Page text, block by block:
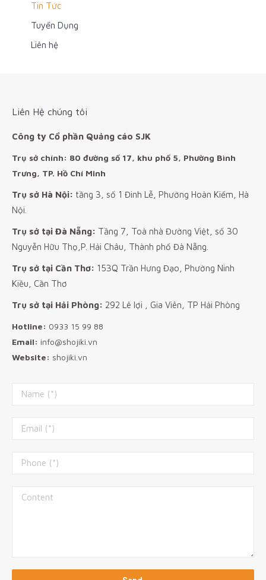
Tin Tức
Tuyển Dụng
Liên hệ
Liên Hệ chúng tôi
Công ty Cổ phần Quảng cáo SJK
Trụ sở chính: 80 đường số 17, khu phố 5, Phường Bình
Trưng, TP. Hồ Chí Minh
Trụ sở Hà Nội: tầng 3, số 1 Đinh Lễ, Phường Hoàn Kiếm, Hà
Nội.
Trụ sở tại Đà Nẵng: Tầng 7, Toà nhà Đường Việt, số 30
Nguyễn Hữu Thọ,P. Hải Châu, Thành phố Đà Nẵng.
Trụ sở tại Cần Thơ: 153Q Trần Hưng Đạo, Phường Ninh
Kiều, Cần Thơ
Trụ sở tại Hải Phòng: 292 Lê lợi , Gia Viên, TP Hải Phòng
Hotline: 0933 15 99 88
Email: info@shojiki.vn
Website: shojiki.vn